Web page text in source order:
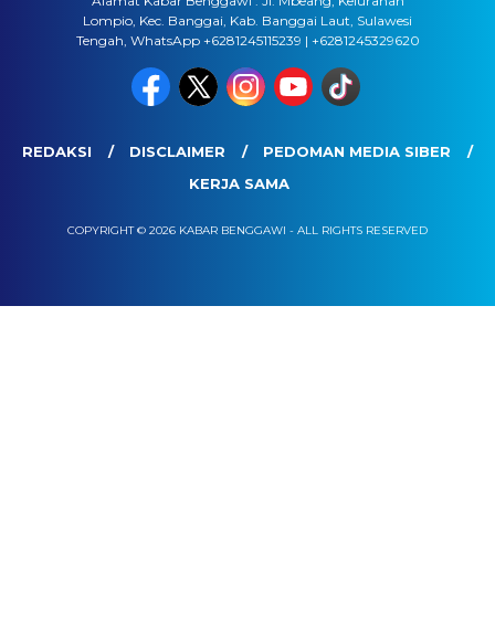
Lompio, Kec. Banggai, Kab. Banggai Laut, Sulawesi
Tengah, WhatsApp +6281245115239 | +6281245329620
REDAKSI DISCLAIMER
PEDOMAN MEDIA SIBER
KERJA SAMA
COPYRIGHT © 2026 KABAR BENGGAWI - ALL RIGHTS RESERVED